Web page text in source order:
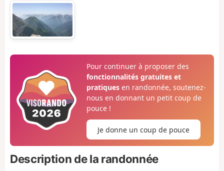
Pour continuer à proposer des
fonctionnalités gratuites et
pratiquesen randonnée, soutenez-
nous en donnant un petit coup de
pouce !
Je donne un coup de pouce
Description de la randonnée